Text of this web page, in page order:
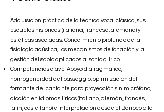
Adquisición práctica de la técnica vocal clásica, sus
escuelas históricas (italiana, francesa, alemana) y
estéticas asociadas. Conocimiento profundo de la
fisiología acústica, los mecanismos de fonación y la
gestión del soplo aplicados al sonido lírico.
Competencias clave: Apoyo diafragmático,
homogeneidad del passaggio, optimización del
formante del cantante para proyección sin micrófono,
dicción en idiomas líricos (italiano, alemán, francés,
latín, castellano) e interpretación desde el Barroco a la